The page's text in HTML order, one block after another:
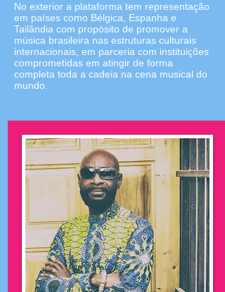
No exterior a plataforma tem representação
em países como Bélgica, Espanha e
Tailândia com propósito de promover a
música brasileira nas estruturas culturais
internacionais, em parceria com instituições
comprometidas em atingir de forma
completa toda a cadeia na cena musical do
mundo.